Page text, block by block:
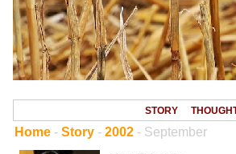
STORY
Home - Story - 2002 - September